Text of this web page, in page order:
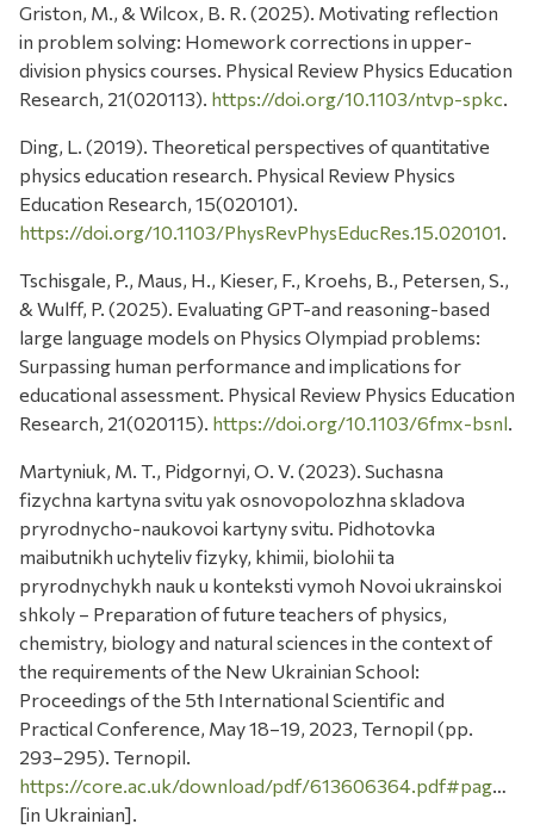
Griston, M., & Wilcox, B. R. (2025). Motivating reflection
in problem solving: Homework corrections in upper-
division physics courses. Physical Review Physics Education
Research, 21(020113). https://doi.org/10.1103/ntvp-spkc.
Ding, L. (2019). Theoretical perspectives of quantitative
physics education research. Physical Review Physics
Education Research, 15(020101).
https://doi.org/10.1103/PhysRevPhysEducRes.15.020101.
Tschisgale, P., Maus, H., Kieser, F., Kroehs, B., Petersen, S.,
& Wulff, P. (2025). Evaluating GPT-and reasoning-based
large language models on Physics Olympiad problems:
Surpassing human performance and implications for
educational assessment. Physical Review Physics Education
Research, 21(020115). https://doi.org/10.1103/6fmx-bsnl.
Martyniuk, M. T., Pidgornyi, O. V. (2023). Suchasna
fizychna kartyna svitu yak osnovopolozhna skladova
pryrodnycho-naukovoi kartyny svitu. Pidhotovka
maibutnikh uchyteliv fizyky, khimii, biolohii ta
pryrodnychykh nauk u konteksti vymoh Novoi ukrainskoi
shkoly – Preparation of future teachers of physics,
chemistry, biology and natural sciences in the context of
the requirements of the New Ukrainian School:
Proceedings of the 5th International Scientific and
Practical Conference, May 18–19, 2023, Ternopil (pp.
293–295). Ternopil.
https://core.ac.uk/download/pdf/613606364.pdf#page=293
[in Ukrainian].